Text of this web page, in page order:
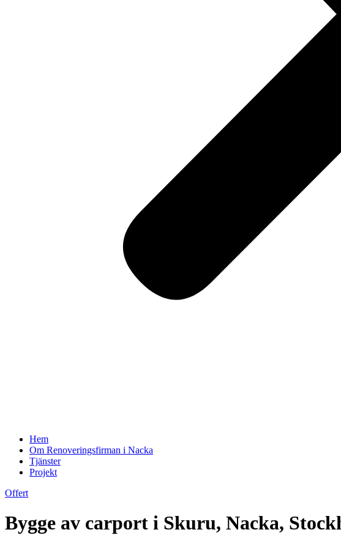
Hem
Om Renoveringsfirman i Nacka
Tjänster
Projekt
Offert
Bygge av carport i Skuru, Nacka,